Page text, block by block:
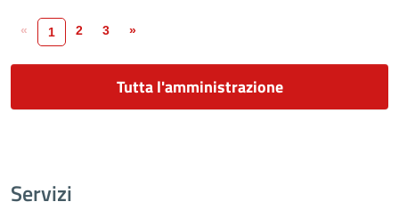
« 1 2 3 »
Tutta l'amministrazione
Servizi